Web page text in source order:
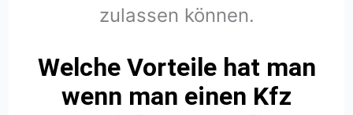
zulassen können.
Welche Vorteile hat man
wenn man einen Kfz